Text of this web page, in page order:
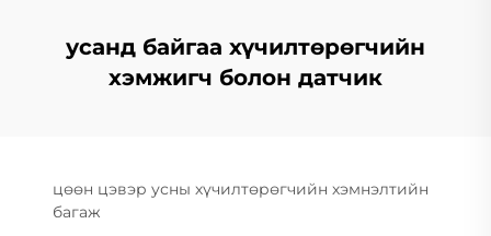
усанд байгаа хүчилтөрөгчийн
хэмжигч болон датчик
цөөн цэвэр усны хүчилтөрөгчийн хэмнэлтийн
багаж